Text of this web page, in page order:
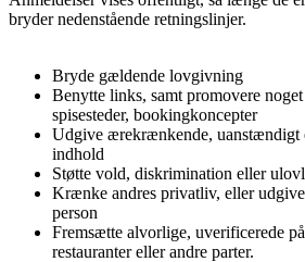
bryder nedenstående retningslinjer.
Bryde gældende lovgivning
Benytte links, samt promovere
spisesteder, bookingkoncepter
Udgive ærekrænkende, uanstændigt
indhold
Støtte vold, diskrimination eller
Krænke andres privatliv, eller
person
Fremsætte alvorlige, uverificerede
restauranter eller andre parter.